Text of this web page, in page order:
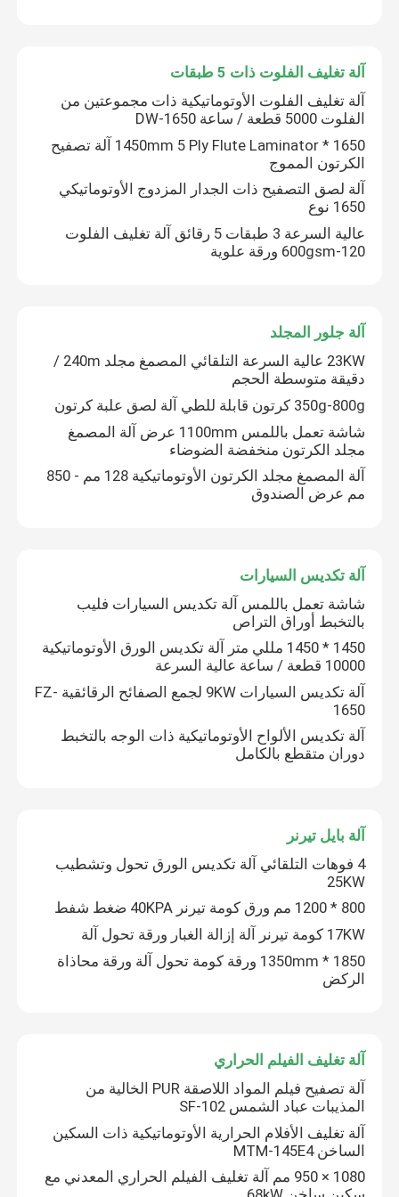
المنزل
المنتجات
جولة في المصنع
مراقبة الجودة
اتصل بنا
اطلب اقتباس
آلة تغليف الفلوت
آلة تغليف الفلوت ذات 5 طبقات
آلة تغليف الفلوت الأوتوماتيكية ذات مجموعتين من
الفلوت 5000 قطعة / ساعة DW-1650
1650 * 1450mm 5 Ply Flute Laminator آلة تصفيح
الكرتون المموج
آلة لصق التصفيح ذات الجدار المزدوج الأوتوماتيكي
1650 نوع
عالية السرعة 3 طبقات 5 رقائق آلة تغليف الفلوت
120-600gsm ورقة علوية
آلة جلور المجلد
23KW عالية السرعة التلقائي المصمغ مجلد 240m /
دقيقة متوسطة الحجم
350g-800g كرتون قابلة للطي آلة لصق علبة كرتون
شاشة تعمل باللمس 1100mm عرض آلة المصمغ
مجلد الكرتون منخفضة الضوضاء
آلة المصمغ مجلد الكرتون الأوتوماتيكية 128 مم - 850
مم عرض الصندوق
آلة تكديس السيارات
شاشة تعمل باللمس آلة تكديس السيارات فليب
بالتخبط أوراق التراص
1450 * 1450 مللي متر آلة تكديس الورق الأوتوماتيكية
10000 قطعة / ساعة عالية السرعة
آلة تكديس السيارات 9KW لجمع الصفائح الرقائقية FZ-
1650
آلة تكديس الألواح الأوتوماتيكية ذات الوجه بالتخبط
دوران متقطع بالكامل
آلة بايل تيرنر
4 فوهات التلقائي آلة تكديس الورق تحول وتشطيب
25KW
800 * 1200 مم ورق كومة تيرنر 40KPA ضغط شفط
17KW كومة تيرنر آلة إزالة الغبار ورقة تحول آلة
1850 * 1350mm ورقة كومة تحول آلة ورقة محاذاة
الركض
آلة تغليف الفيلم الحراري
آلة تصفيح فيلم المواد اللاصقة PUR الخالية من
المذيبات عباد الشمس SF-102
آلة تغليف الأفلام الحرارية الأوتوماتيكية ذات السكين
الساخن MTM-145E4
1080 × 950 مم آلة تغليف الفيلم الحراري المعدني مع